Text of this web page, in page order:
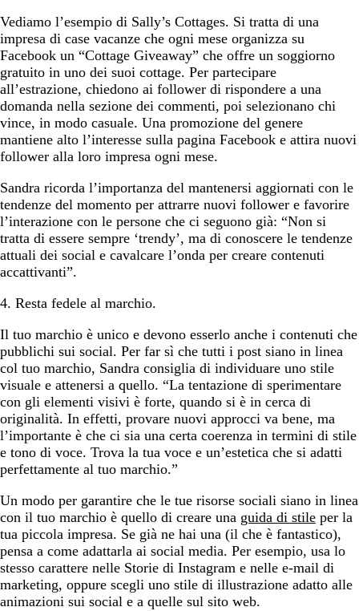
Vediamo l’esempio di Sally’s Cottages. Si tratta di una
impresa di case vacanze che ogni mese organizza su
Facebook un “Cottage Giveaway” che offre un soggiorno
gratuito in uno dei suoi cottage. Per partecipare
all’estrazione, chiedono ai follower di rispondere a una
domanda nella sezione dei commenti, poi selezionano chi
vince, in modo casuale. Una promozione del genere
mantiene alto l’interesse sulla pagina Facebook e attira nuovi
follower alla loro impresa ogni mese.
Sandra ricorda l’importanza del mantenersi aggiornati con le
tendenze del momento per attrarre nuovi follower e favorire
l’interazione con le persone che ci seguono già: “Non si
tratta di essere sempre ‘trendy’, ma di conoscere le tendenze
attuali dei social e cavalcare l’onda per creare contenuti
accattivanti”.
4. Resta fedele al marchio.
Il tuo marchio è unico e devono esserlo anche i contenuti che
pubblichi sui social. Per far sì che tutti i post siano in linea
col tuo marchio, Sandra consiglia di individuare uno stile
visuale e attenersi a quello. “La tentazione di sperimentare
con gli elementi visivi è forte, quando si è in cerca di
originalità. In effetti, provare nuovi approcci va bene, ma
l’importante è che ci sia una certa coerenza in termini di stile
e tono di voce. Trova la tua voce e un’estetica che si adatti
perfettamente al tuo marchio.”
Un modo per garantire che le tue risorse sociali siano in linea
con il tuo marchio è quello di creare una guida di stile per la
tua piccola impresa. Se già ne hai una (il che è fantastico),
pensa a come adattarla ai social media. Per esempio, usa lo
stesso carattere nelle Storie di Instagram e nelle e-mail di
marketing, oppure scegli uno stile di illustrazione adatto alle
animazioni sui social e a quelle sul sito web.